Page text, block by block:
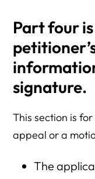
Part four
signature.
This section is
appeal or a
The